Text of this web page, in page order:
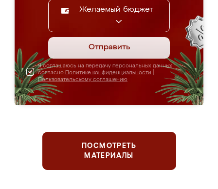
Желаемый бюджет
Отправить
Я соглашаюсь на передачу персональных данных
согласно Политике конфиденциальности
Пользовательскому соглашению
ПОСМОТРЕТЬ
МАТЕРИАЛЫ